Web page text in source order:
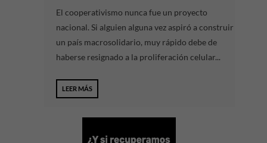
El cooperativismo nunca fue un proyecto
nacional. Si alguien alguna vez aspiró a construir
un país macrosolidario, muy rápido debe de
haberse resignado a la proliferación celular...
LEER MÁS